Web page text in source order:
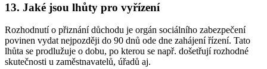
13. Jaké jsou lhůty pro vyřízení
Rozhodnutí o přiznání důchodu je orgán sociálního zabezpečení
povinen vydat nejpozději do 90 dnů ode dne zahájení řízení. Tato
lhůta se prodlužuje o dobu, po kterou se např. došetřují rozhodné
skutečnosti u zaměstnavatelů, úřadů aj.